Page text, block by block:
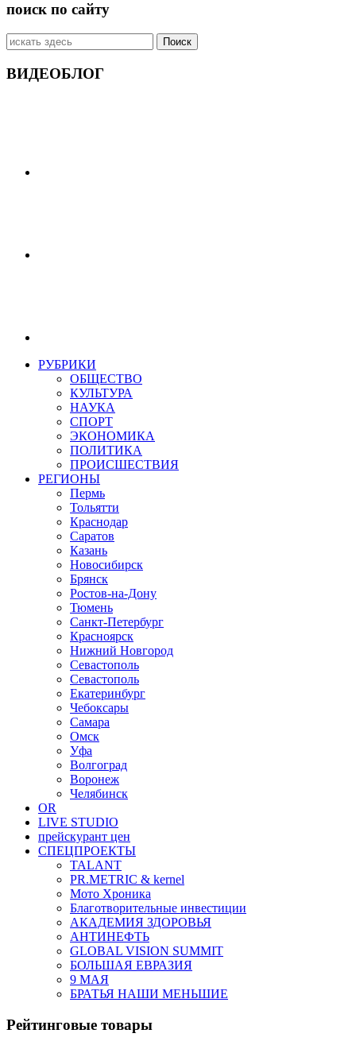
поиск по сайту
Искать:
ВИДЕОБЛОГ
РУБРИКИ
ОБЩЕСТВО
КУЛЬТУРА
НАУКА
СПОРТ
ЭКОНОМИКА
ПОЛИТИКА
ПРОИСШЕСТВИЯ
РЕГИОНЫ
Пермь
Тольятти
Краснодар
Саратов
Казань
Новосибирск
Брянск
Ростов-на-Дону
Тюмень
Санкт-Петербург
Красноярск
Нижний Новгород
Севастополь
Севастополь
Екатеринбург
Чебоксары
Самара
Омск
Уфа
Волгоград
Воронеж
Челябинск
OR
LIVE STUDIO
прейскурант цен
СПЕЦПРОЕКТЫ
TALANT
PR.METRIC & kernel
Мото Хроника
Благотворительные инвестиции
АКАДЕМИЯ ЗДОРОВЬЯ
АНТИНЕФТЬ
GLOBAL VISION SUMMIT
БОЛЬШАЯ ЕВРАЗИЯ
9 МАЯ
БРАТЬЯ НАШИ МЕНЬШИЕ
Рейтинговые товары